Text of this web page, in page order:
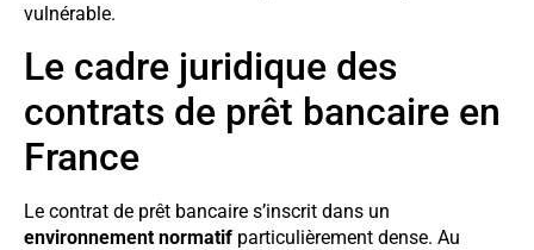
vulnérable.
Le cadre juridique des
contrats de prêt bancaire en
France
Le contrat de prêt bancaire s’inscrit dans un
environnement normatif particulièrement dense. Au